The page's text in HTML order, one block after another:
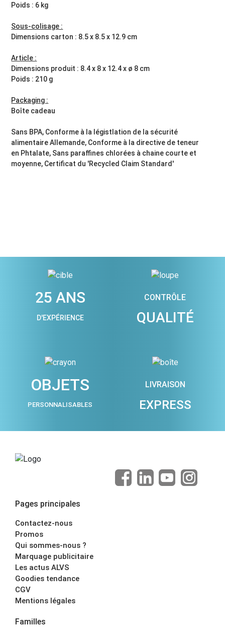
Poids : 6 kg
Sous-colisage :
Dimensions carton : 8.5 x 8.5 x 12.9 cm
Article :
Dimensions produit : 8.4 x 8 x 12.4 x ø 8 cm
Poids : 210 g
Packaging :
Boîte cadeau
Sans BPA, Conforme à la légistlation de la sécurité
alimentaire Allemande, Conforme à la directive de teneur
en Phtalate, Sans paraffines chlorées à chaine courte et
moyenne, Certificat du 'Recycled Claim Standard'
25 ANS
D'EXPÉRIENCE
CONTRÔLE
QUALITÉ
OBJETS
PERSONNALISABLES
LIVRAISON
EXPRESS
Pages principales
Contactez-nous
Promos
Qui sommes-nous ?
Marquage publicitaire
Les actus ALVS
Goodies tendance
CGV
Mentions légales
Familles